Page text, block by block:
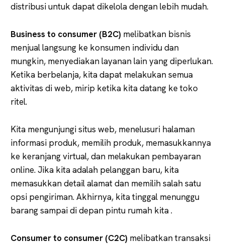
distribusi untuk dapat dikelola dengan lebih mudah.
Business to consumer (B2C) melibatkan bisnis
menjual langsung ke konsumen individu dan
mungkin, menyediakan layanan lain yang diperlukan.
Ketika berbelanja, kita dapat melakukan semua
aktivitas di web, mirip ketika kita datang ke toko
ritel.
Kita mengunjungi situs web, menelusuri halaman
informasi produk, memilih produk, memasukkannya
ke keranjang virtual, dan melakukan pembayaran
online. Jika kita adalah pelanggan baru, kita
memasukkan detail alamat dan memilih salah satu
opsi pengiriman. Akhirnya, kita tinggal menunggu
barang sampai di depan pintu rumah kita .
Consumer to consumer (C2C) melibatkan transaksi